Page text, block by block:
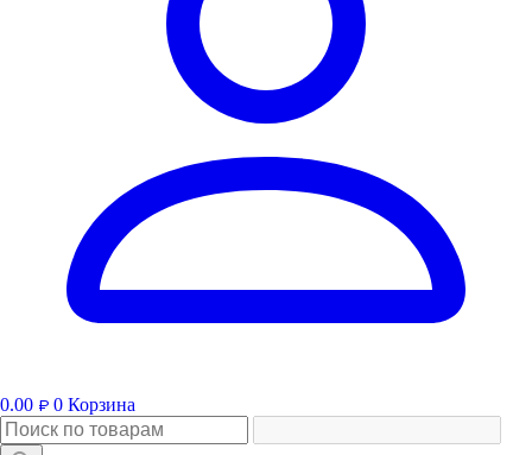
0.00 ₽ 0 Корзина